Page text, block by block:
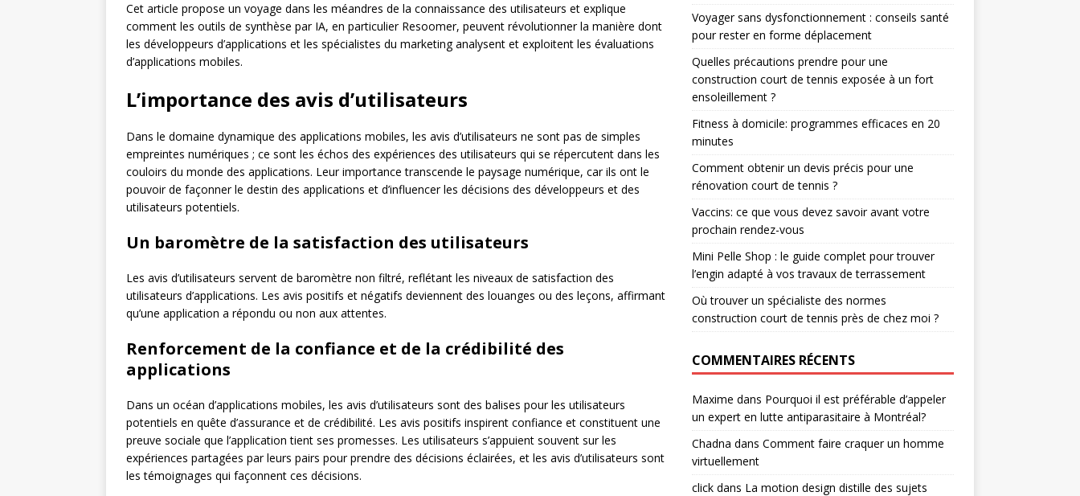
Cet article propose un voyage dans les méandres de la connaissance des utilisateurs et explique
comment les outils de synthèse par IA, en particulier Resoomer, peuvent révolutionner la manière dont
les développeurs d’applications et les spécialistes du marketing analysent et exploitent les évaluations
d’applications mobiles.
L’importance des avis d’utilisateurs
Dans le domaine dynamique des applications mobiles, les avis d’utilisateurs ne sont pas de simples
empreintes numériques ; ce sont les échos des expériences des utilisateurs qui se répercutent dans les
couloirs du monde des applications. Leur importance transcende le paysage numérique, car ils ont le
pouvoir de façonner le destin des applications et d’influencer les décisions des développeurs et des
utilisateurs potentiels.
Un baromètre de la satisfaction des utilisateurs
Les avis d’utilisateurs servent de baromètre non filtré, reflétant les niveaux de satisfaction des
utilisateurs d’applications. Les avis positifs et négatifs deviennent des louanges ou des leçons, affirmant
qu’une application a répondu ou non aux attentes.
Renforcement de la confiance et de la crédibilité des
applications
Dans un océan d’applications mobiles, les avis d’utilisateurs sont des balises pour les utilisateurs
potentiels en quête d’assurance et de crédibilité. Les avis positifs inspirent confiance et constituent une
preuve sociale que l’application tient ses promesses. Les utilisateurs s’appuient souvent sur les
expériences partagées par leurs pairs pour prendre des décisions éclairées, et les avis d’utilisateurs sont
les témoignages qui façonnent ces décisions.
Voyager sans dysfonctionnement : conseils santé
pour rester en forme déplacement
Quelles précautions prendre pour une
construction court de tennis exposée à un fort
ensoleillement ?
Fitness à domicile: programmes efficaces en 20
minutes
Comment obtenir un devis précis pour une
rénovation court de tennis ?
Vaccins: ce que vous devez savoir avant votre
prochain rendez-vous
Mini Pelle Shop : le guide complet pour trouver
l’engin adapté à vos travaux de terrassement
Où trouver un spécialiste des normes
construction court de tennis près de chez moi ?
COMMENTAIRES RÉCENTS
Maxime dans Pourquoi il est préférable d’appeler
un expert en lutte antiparasitaire à Montréal?
Chadna dans Comment faire craquer un homme
virtuellement
clickdans La motion design distille des sujets